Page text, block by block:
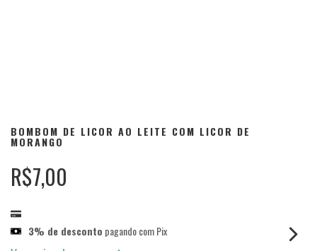
BOMBOM DE LICOR AO LEITE COM LICOR DE
MORANGO
R$7,00
3% de desconto pagando com Pix